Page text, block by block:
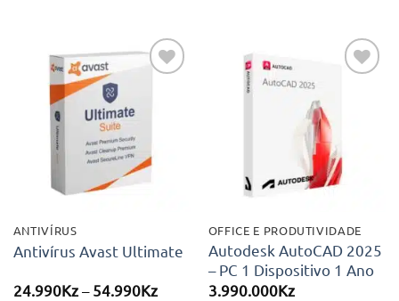
aos meus
ANTIVÍRUS
Antivírus Avast Ultimate
24.990Kz – 54.990KzPrice
aos meus
desejos
OFFICE E PRODUTIVIDADE
Autodesk AutoCAD 2025
– PC 1 Dispositivo 1 Ano
3.990.000Kz